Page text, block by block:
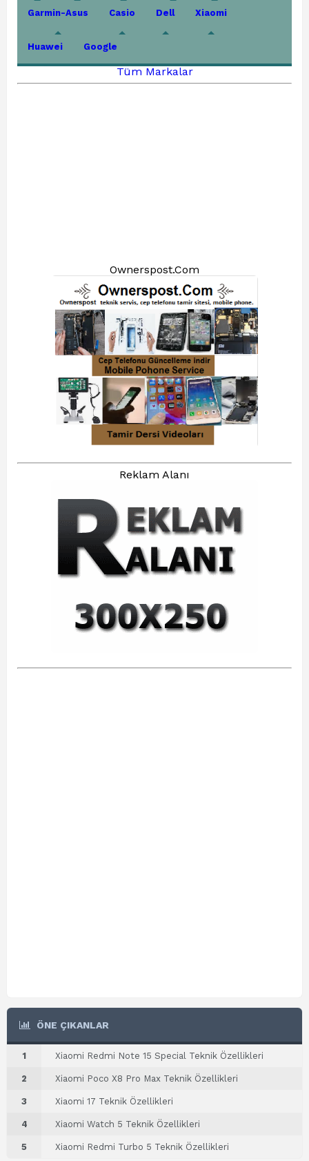
Garmin-Asus Casio Dell Xiaomi
Huawei Google
Tüm Markalar
Ownerspost.Com
Reklam Alanı
ÖNE ÇIKANLAR
1 Xiaomi Redmi Note 15 Special Teknik Özellikleri
2 Xiaomi Poco X8 Pro Max Teknik Özellikleri
3 Xiaomi 17 Teknik Özellikleri
4 Xiaomi Watch 5 Teknik Özellikleri
5 Xiaomi Redmi Turbo 5 Teknik Özellikleri